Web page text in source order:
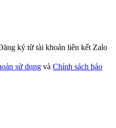
ký từ tài khoản liên kết Zalo
sử dụng và Chính sách bảo